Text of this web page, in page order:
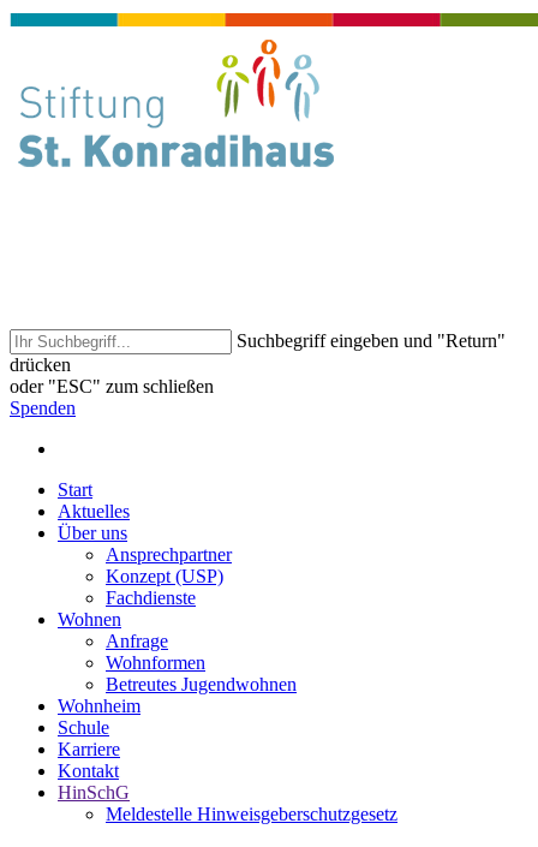
Suchbegriff eingeben und "Return"
drücken
oder "ESC" zum schließen
Spenden
Start
Aktuelles
Über uns
Ansprechpartner
Konzept (USP)
Fachdienste
Wohnen
Anfrage
Wohnformen
Betreutes Jugendwohnen
Wohnheim
Schule
Karriere
Kontakt
HinSchG
Meldestelle Hinweisgeberschutzgesetz